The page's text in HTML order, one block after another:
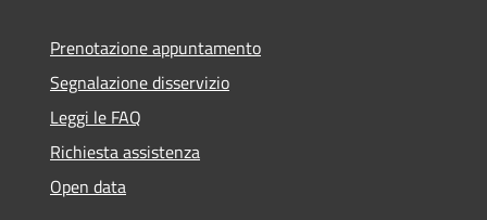
Prenotazione appuntamento
Segnalazione disservizio
Leggi le FAQ
Richiesta assistenza
Open data